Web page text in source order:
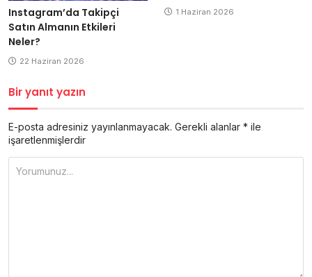
Instagram’da Takipçi
Satın Almanın Etkileri
Neler?
22 Haziran 2026
1 Haziran 2026
Bir yanıt yazın
E-posta adresiniz yayınlanmayacak. Gerekli alanlar * ile
işaretlenmişlerdir